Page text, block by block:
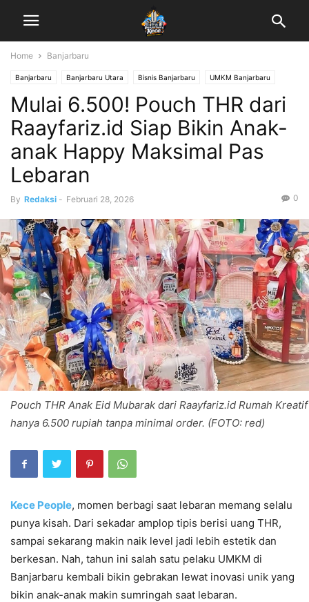
Home Banjarbaru
Banjarbaru Banjarbaru Utara Bisnis Banjarbaru UMKM Banjarbaru
Mulai 6.500! Pouch THR dari
Raayfariz.id Siap Bikin Anak-
anak Happy Maksimal Pas
Lebaran
By Redaksi - Februari 28, 2026 0
Pouch THR Anak Eid Mubarak dari Raayfariz.id Rumah Kreatif
hanya 6.500 rupiah tanpa minimal order. (FOTO: red)
Kece People, momen berbagi saat lebaran memang selalu
punya kisah. Dari sekadar amplop tipis berisi uang THR,
sampai sekarang makin naik level jadi lebih estetik dan
berkesan. Nah, tahun ini salah satu pelaku UMKM di
Banjarbaru kembali bikin gebrakan lewat inovasi unik yang
bikin anak-anak makin sumringah saat lebaran.